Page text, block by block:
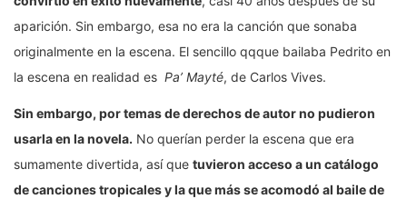
aparición. Sin embargo, esa no era la canción que sonaba
originalmente en la escena. El sencillo qqque bailaba Pedrito en
la escena en realidad es Pa’ Mayté, de Carlos Vives.
Sin embargo, por temas de derechos de autor no pudieron
usarla en la novela. No querían perder la escena que era
sumamente divertida, así que tuvieron acceso a un catálogo
de canciones tropicales y la que más se acomodó al baile de